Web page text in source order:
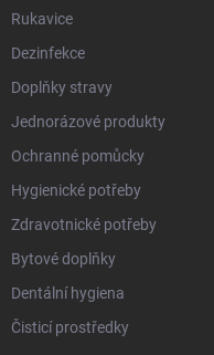
Rukavice
Dezinfekce
Doplňky stravy
Jednorázové produkty
Ochranné pomůcky
Hygienické potřeby
Zdravotnické potřeby
Bytové doplňky
Dentální hygiena
Čisticí prostředky